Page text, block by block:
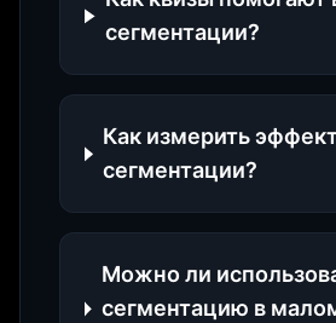
сегментации?
Как измерить
сегментации?
Можно ли
сегментацию в